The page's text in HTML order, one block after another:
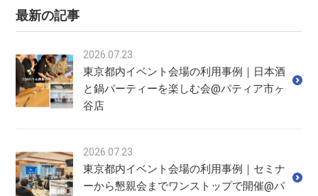
最新の記事
2026.07.23
東京都内イベント会場の利用事例｜日本酒
と鍋パーティーを楽しむ会@パティア市ヶ
谷店
2026.07.23
東京都内イベント会場の利用事例｜セミナ
ーから懇親会までワンストップで開催@パ